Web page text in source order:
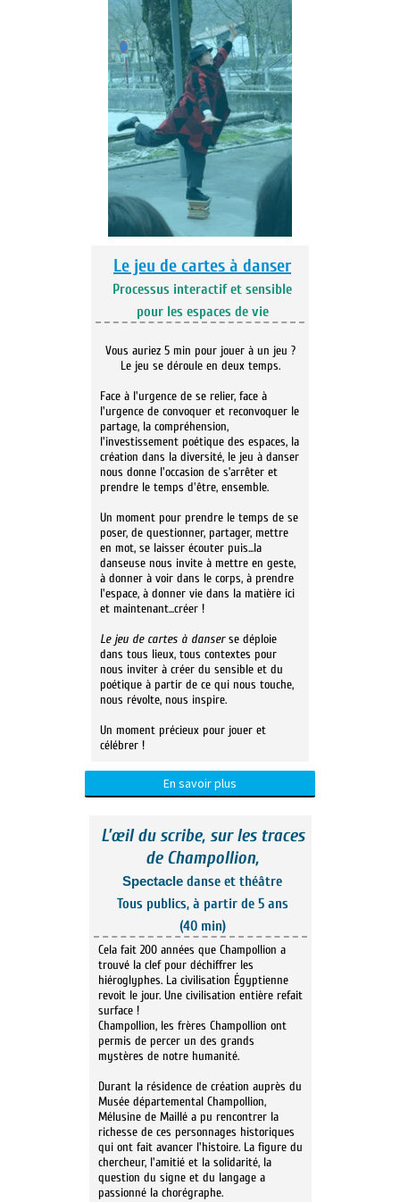
Le jeu de cartes à danser
Processus interactif et sensible
pour les espaces de vie
Vous auriez 5 min pour jouer à un jeu ?
Le jeu se déroule en deux temps.
Face à l'urgence de se relier, face à
l'urgence de convoquer et reconvoquer le
partage, la compréhension,
l'investissement poétique des espaces, la
création dans la diversité, le jeu à danser
nous donne l'occasion de s’arrêter et
prendre le temps d'être, ensemble.
Un moment pour prendre le temps de se
poser, de questionner, partager, mettre
en mot, se laisser écouter puis...la
danseuse nous invite à mettre en geste,
à donner à voir dans le corps, à prendre
l'espace, à donner vie dans la matière ici
et maintenant...créer !
Le jeu de cartes à danserse déploie
dans tous lieux, tous contextes pour
nous inviter à créer du sensible et du
poétique à partir de ce qui nous touche,
nous révolte, nous inspire.
Un moment précieux pour jouer et
célébrer !
En savoir plus
L’œil du scribe, sur les traces
de Champollion,
Spectacle danse et théâtre
Tous publics, à partir de 5 ans
(40 min)
Cela fait 200 années que Champollion a
trouvé la clef pour déchiffrer les
hiéroglyphes. La civilisation Égyptienne
revoit le jour. Une civilisation entière refait
surface !
Champollion, les frères Champollion ont
permis de percer un des grands
mystères de notre humanité.
Durant la résidence de création auprès du
Musée départemental Champollion,
Mélusine de Maillé a pu rencontrer la
richesse de ces personnages historiques
qui ont fait avancer l'histoire. La figure du
chercheur, l'amitié et la solidarité, la
question du signe et du langage a
passionné la chorégraphe.